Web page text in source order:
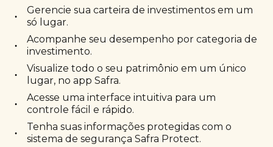
•
Gerencie sua carteira de investimentos em um
só lugar.
•
Acompanhe seu desempenho por categoria de
investimento.
•
Visualize todo o seu patrimônio em um único
lugar, no app Safra.
•
Acesse uma interface intuitiva para um
controle fácil e rápido.
•
Tenha suas informações protegidas com o
sistema de segurança Safra Protect.